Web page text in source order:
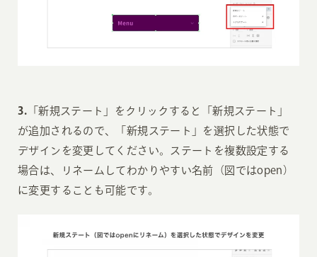
3.
「新規ステート」をクリックすると「新規ステート」
が追加されるので、「新規ステート」を選択した状態で
デザインを変更してください。ステートを複数設定する
場合は、リネームしてわかりやすい名前（図ではopen）
に変更することも可能です。